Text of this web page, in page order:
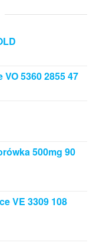
5360 2855 47
500mg 90
VE 3309 108